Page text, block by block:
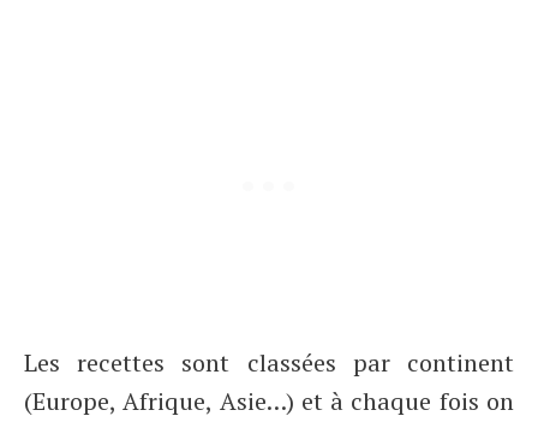
Les recettes sont classées par continent
(Europe, Afrique, Asie…) et à chaque fois on